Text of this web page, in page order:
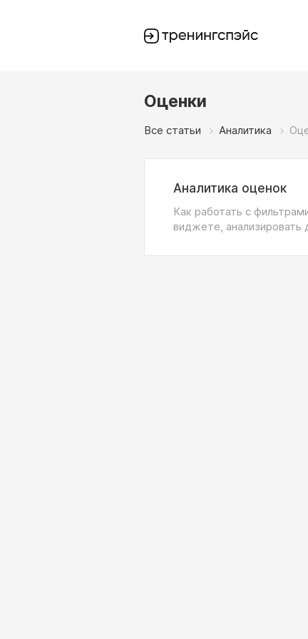
Оценки
Все статьи Аналитика
Аналитика оценок
Как работать с
виджете, анализировать